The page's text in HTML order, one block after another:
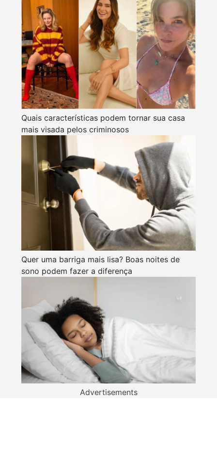
Quais características podem tornar sua casa
mais visada pelos criminosos
Quer uma barriga mais lisa? Boas noites de
sono podem fazer a diferença
Advertisements